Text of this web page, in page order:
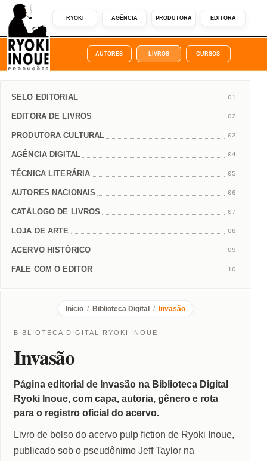
RYOKI AGÊNCIA PRODUTORA EDITORA
AUTORES LIVROS CURSOS
SELO EDITORIAL 01
EDITORA DE LIVROS 02
PRODUTORA CULTURAL 03
AGÊNCIA DIGITAL 04
TÉCNICA LITERÁRIA 05
AUTORES NACIONAIS 06
CATÁLOGO DE LIVROS 07
LOJA DE ARTE 08
ACERVO HISTÓRICO 09
FALE COM O EDITOR 10
Início / Biblioteca Digital / Invasão
BIBLIOTECA DIGITAL RYOKI INOUE
Invasão
Página editorial de Invasão na Biblioteca Digital
Ryoki Inoue, com capa, autoria, gênero e rota
para o registro oficial do acervo.
Livro de bolso do acervo pulp fiction de Ryoki Inoue,
publicado sob o pseudônimo Jeff Taylor na